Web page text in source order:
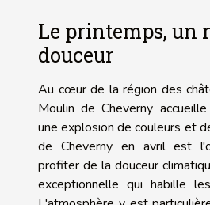
Le printemps, un
douceur
Au cœur de la région des
Moulin de Cheverny
une explosion de couleurs et
de Cheverny en avril est
profiter de la douceur
exceptionnelle qui habille